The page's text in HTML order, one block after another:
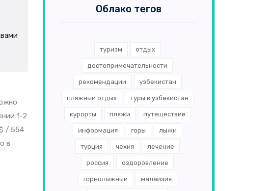
1-2
/ 554
в
Облако тегов
туризм отдых
достопримечательности
рекомендации узбекистан
пляжный отдых туры в узбекистан
курорты пляжи путешествие
информация горы лыжи
турция чехия лечение
россия оздоровление
горнолыжный малайзия